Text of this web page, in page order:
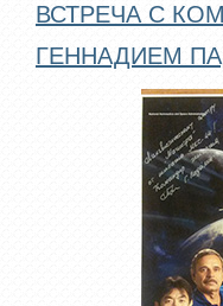
ВСТРЕЧА С
ГЕННАДИЕМ